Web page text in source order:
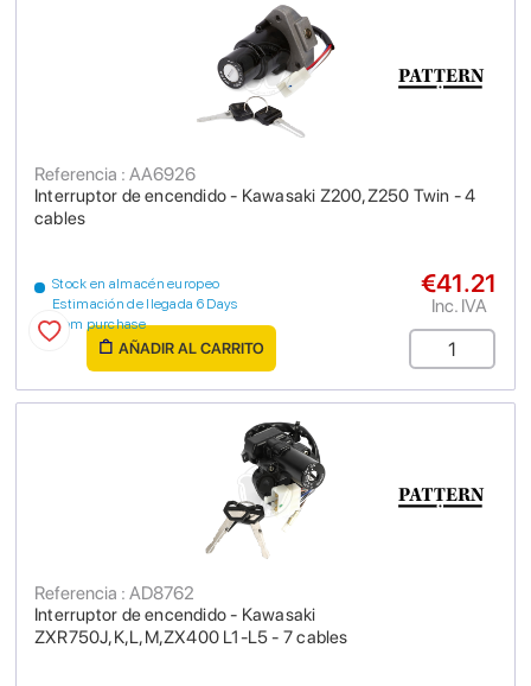
Interruptor de encendido - Kawasaki Z200,Z250 Twin - 4
cables
Referencia : AA6926
Stock en almacén europeo
Estimación de llegada 6 Days
from purchase
€41.21
Inc. IVA
AÑADIR AL CARRITO
Interruptor de encendido - Kawasaki
ZXR750J,K,L,M,ZX400 L1-L5 - 7 cables
Referencia : AD8762